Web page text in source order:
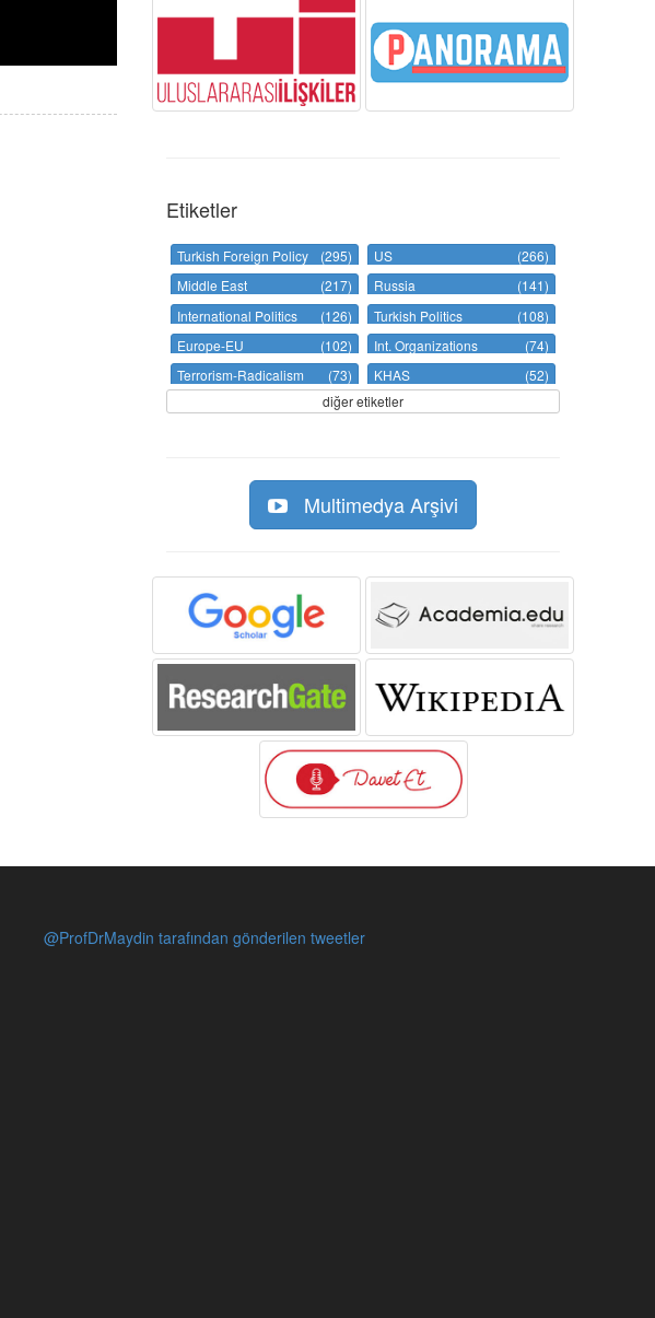
Etiketler
Turkish Foreign Policy (295) US
(266)
Middle East
(217) Russia
(141)
International Politics
(126) Turkish Politics
(108)
Europe-EU
(102) Int. Organizations
(74)
Terrorism-Radicalism
(73) KHAS
(52)
diğer etiketler
Multimedya Arşivi
@ProfDrMaydin tarafından gönderilen tweetler